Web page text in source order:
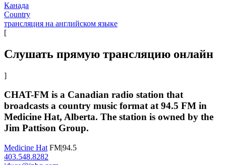
Канада
Country
трансляция на английском языке
[
Слушать прямую трансляцию онлайн
]
CHAT-FM is a Canadian radio station that
broadcasts a country music format at 94.5 FM in
Medicine Hat, Alberta. The station is owned by the
Jim Pattison Group.
Medicine Hat FM|94.5
403.548.8282